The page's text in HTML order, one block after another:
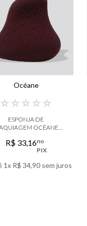
Océane
☆ ☆ ☆ ☆ ☆
ESPONJA DE
OCÉANE
R$ 33,16no
PIX
1x R$ 34,90sem juros